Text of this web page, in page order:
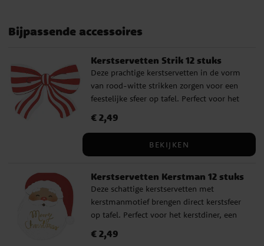
Bijpassende accessoires
Kerstservetten Strik 12 stuks
Deze prachtige kerstservetten in de vorm
van rood-witte strikken zorgen voor een
feestelijke sfeer op tafel. Perfect voor het
als extra detail op de desserttafel. De
absorberend papier en hebben een
zuurstokken, perfect passend bij de
kerstkleuren en decoraties. ✔️ Afmetingen:
16 x 13 cm (uitgevouwen 32 x 26 cm) ✔️
Gemaakt van zacht, milieuvriendelijk
papier ✔️ Verpakking met 12 servetten
Prijs:€ 2,49
€ 2,49
BEKIJKEN
Kerstservetten Kerstman 12 stuks
Deze schattige kerstservetten met
kerstmanmotief brengen direct kerstsfeer
op tafel. Perfect voor het kerstdiner, een
van de kinderen! De servetten zijn
Prijs:€ 2,49
€ 2,49